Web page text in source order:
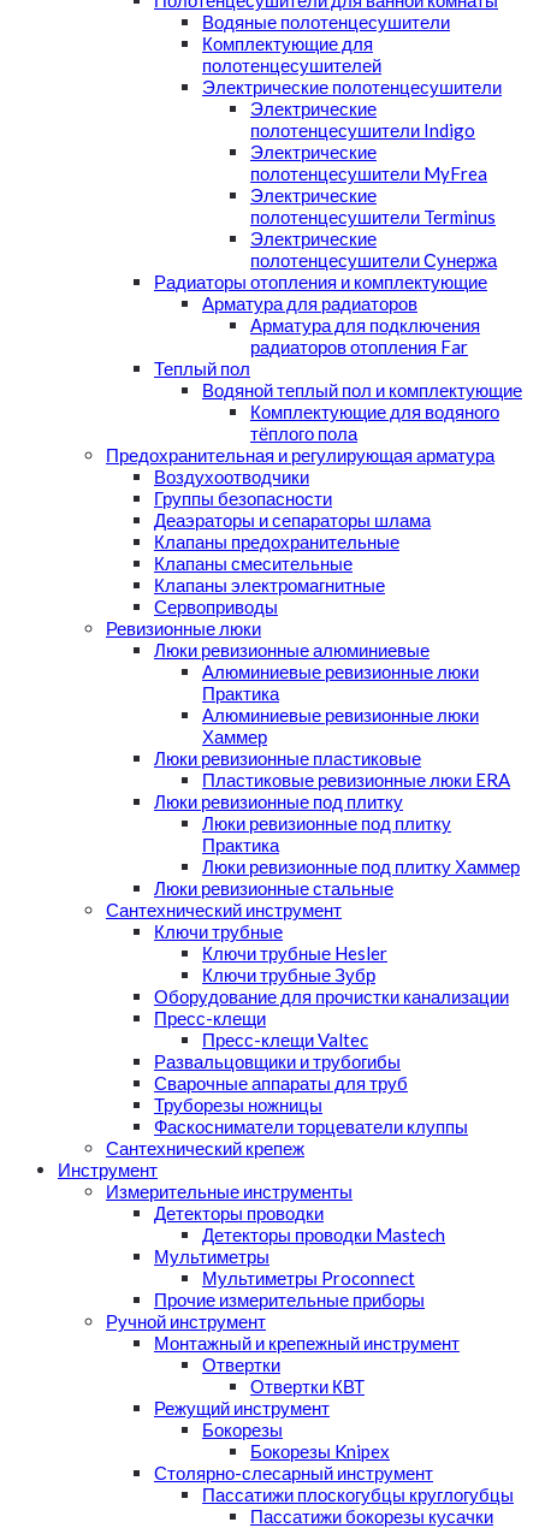
Водяные полотенцесушители
Комплектующие для
полотенцесушителей
Электрические полотенцесушители
Электрические
полотенцесушители Indigo
Электрические
полотенцесушители MyFrea
Электрические
полотенцесушители Terminus
Электрические
полотенцесушители Сунержа
Радиаторы отопления и комплектующие
Арматура для радиаторов
Арматура для подключения
радиаторов отопления Far
Теплый пол
Водяной теплый пол и комплектующие
Комплектующие для водяного
тёплого пола
Предохранительная и регулирующая арматура
Воздухоотводчики
Группы безопасности
Деаэраторы и сепараторы шлама
Клапаны предохранительные
Клапаны смесительные
Клапаны электромагнитные
Сервоприводы
Ревизионные люки
Люки ревизионные алюминиевые
Алюминиевые ревизионные люки
Практика
Алюминиевые ревизионные люки
Хаммер
Люки ревизионные пластиковые
Пластиковые ревизионные люки ERA
Люки ревизионные под плитку
Люки ревизионные под плитку
Практика
Люки ревизионные под плитку Хаммер
Люки ревизионные стальные
Сантехнический инструмент
Ключи трубные
Ключи трубные Hesler
Ключи трубные Зубр
Оборудование для прочистки канализации
Пресс-клещи
Пресс-клещи Valtec
Развальцовщики и трубогибы
Сварочные аппараты для труб
Труборезы ножницы
Фаскосниматели торцеватели клуппы
Сантехнический крепеж
Инструмент
Измерительные инструменты
Детекторы проводки
Детекторы проводки Mastech
Мультиметры
Мультиметры Proconnect
Прочие измерительные приборы
Ручной инструмент
Монтажный и крепежный инструмент
Отвертки
Отвертки КВТ
Режущий инструмент
Бокорезы
Бокорезы Knipex
Столярно-слесарный инструмент
Пассатижи плоскогубцы круглогубцы
Пассатижи бокорезы кусачки